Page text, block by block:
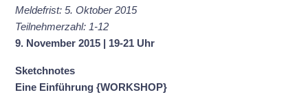
Meldefrist: 5. Oktober 2015
Teilnehmerzahl: 1-12
9. November 2015 | 19-21 Uhr
Sketchnotes
Eine Einführung {WORKSHOP}